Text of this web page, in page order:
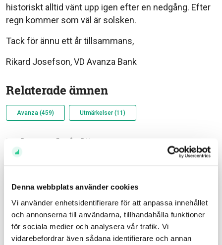
Denna webbplats använder cookies
Vi använder enhetsidentifierare för att anpassa innehållet
och annonserna till användarna, tillhandahålla funktioner
för sociala medier och analysera vår trafik. Vi
vidarebefordrar även sådana identifierare och annan
historiskt alltid vänt upp igen efter en nedgång. Efter
regn kommer som väl är solsken.
Tack för ännu ett år tillsammans,
Rikard Josefson, VD Avanza Bank
Relaterade ämnen
Avanza (459) Utmärkelser (11)
Relaterade inlägg
AvElin Benjaminsson
19 jul 26
bolagen som köpts – och sålts